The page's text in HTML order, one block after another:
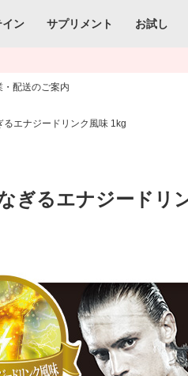
イン サプリメント お試し
配送のご案内
エナジードリンク風味 1kg
ぎるエナジードリ